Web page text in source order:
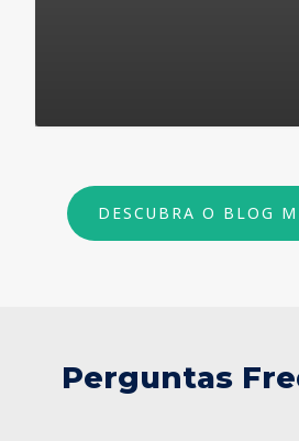
DESCUBRA O BLOG
Perguntas